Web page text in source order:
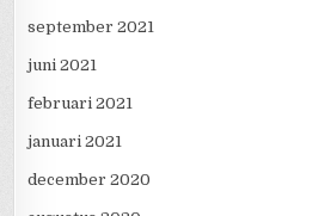
september 2021
juni 2021
februari 2021
januari 2021
december 2020